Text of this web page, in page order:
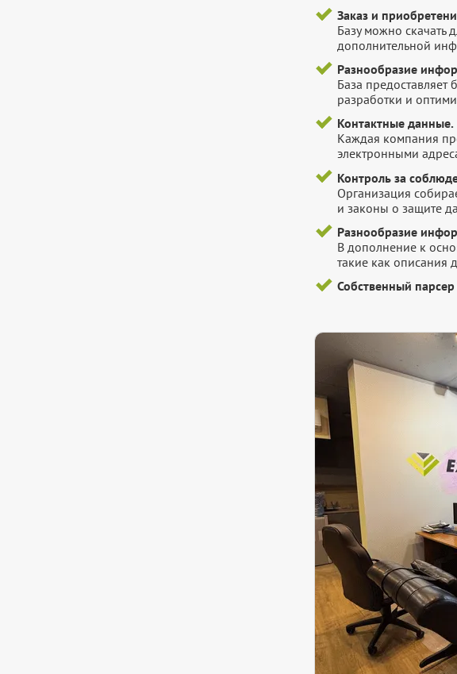
Заказ и
Базу можно скачать
дополнительной
Разнообразие
База
разработки и
Контактные данные.
Каждая компания
электронными
Контроль за
Организация
и законы о защите
Разнообразие
В дополнение к
такие как описания
Собственный парсер